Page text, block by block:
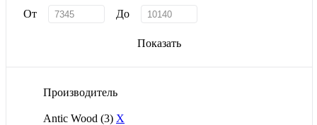
От До
Показать
Производитель
Antic Wood (3) X